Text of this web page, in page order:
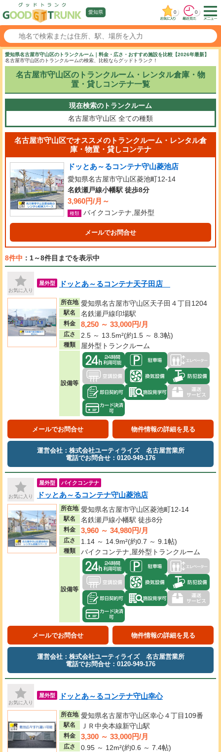
愛知県 0 0
愛知県名古屋市守山区のトランクルーム｜料金・広さ・おすすめ施設を比較【2026年最新】
名古屋市守山区のトランクルームの検索、比較ならグッドトランク！
名古屋市守山区のトランクルーム・レンタル倉庫・物
置・貸しコンテナ一覧
現在検索のトランクルーム
名古屋市守山区 全ての種類
名古屋市守山区でオススメのトランクルーム・レンタル倉
庫・物置・貸しコンテナ
ドッとあ～るコンテナ守山菱池店
愛知県名古屋市守山区菱池町12-14
名鉄瀬戸線小幡駅 徒歩8分
3,960円/月～
種類 バイクコンテナ,屋外型
メールでお問合せ
8件中 ：1～8件目までを表示中
お気に入り
屋外型 ドッとあ～るコンテナ天子田店
所在地 愛知県名古屋市守山区天子田４丁目1204
駅名 名鉄瀬戸線印場駅
料金 8,250 ～ 33,000円/月
広さ 2.5 ～ 13.5m²(約1.5 ～ 8.3帖)
種類 屋外型トランクルーム
設備等
メールでお問合せ 物件情報の詳細を見る
運営会社：株式会社ユーティライズ 名古屋営業所
電話でお問合せ：0120-949-176
お気に入り
屋外型 バイクコンテナ
ドッとあ～るコンテナ守山菱池店
所在地 愛知県名古屋市守山区菱池町12-14
駅名 名鉄瀬戸線小幡駅 徒歩8分
料金 3,960 ～ 34,980円/月
広さ 1.14 ～ 14.9m²(約0.7 ～ 9.1帖)
種類 バイクコンテナ,屋外型トランクルーム
設備等
メールでお問合せ 物件情報の詳細を見る
運営会社：株式会社ユーティライズ 名古屋営業所
電話でお問合せ：0120-949-176
お気に入り
屋外型 ドッとあ～るコンテナ守山幸心
所在地 愛知県名古屋市守山区幸心４丁目109番
駅名 ＪＲ中央本線新守山駅
料金 3,300 ～ 33,000円/月
広さ 0.95 ～ 12m²(約0.6 ～ 7.4帖)